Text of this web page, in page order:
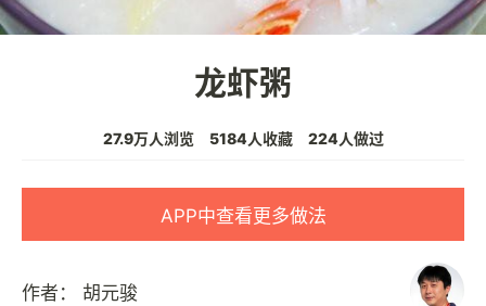
龙虾粥
27.9万人浏览 5184人收藏 224人做过
APP中查看更多做法
作者： 胡元骏